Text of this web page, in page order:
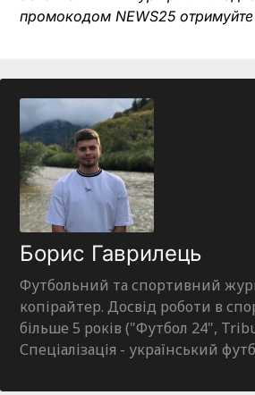
промокодом NEWS25
Борис Гаврилець
Футбольний та спортивний
копірайтер. Досвід роботи в
більше 5 років ("Футбол 24",
Спеціалізація - український